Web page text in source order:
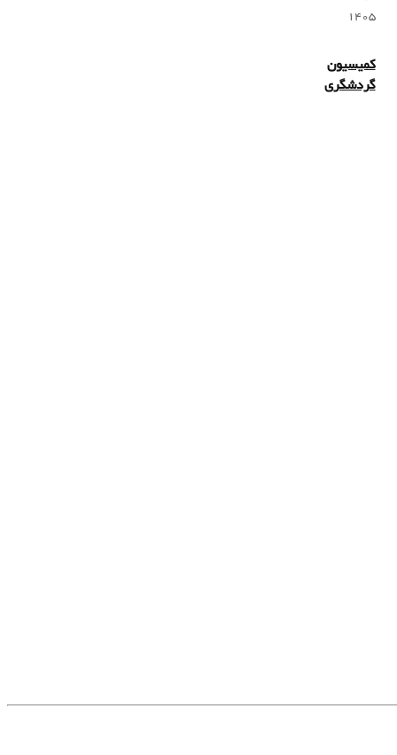
1405
کمیسیون
گردشگری